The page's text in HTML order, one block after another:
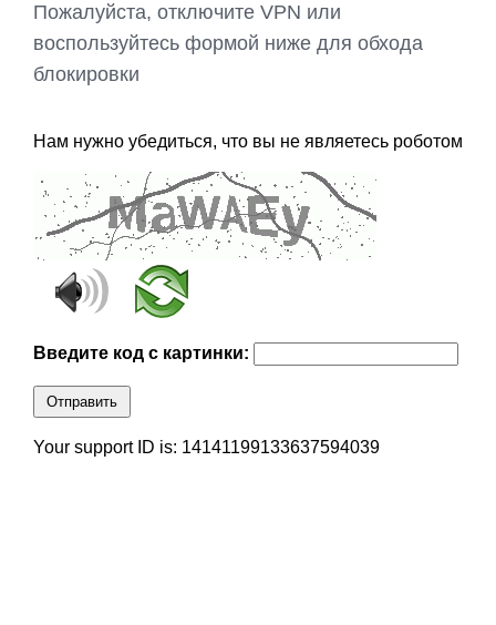
Пожалуйста, отключите VPN или
воспользуйтесь формой ниже для обхода
блокировки
Нам нужно убедиться, что вы не являетесь роботом
Введите код с картинки:
Отправить
Your support ID is: 14141199133637594039